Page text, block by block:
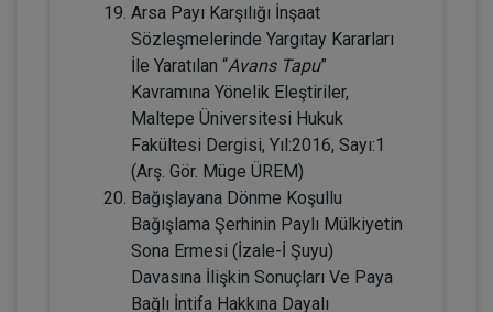
Sözleşmeler Hukuku - 2 - IV. Borçlar
Hukuku Kongresi - VIII. Oturum
360 TL Sepete Ekle
Arsa Payı Karşılığı İnşaat
Sözleşmelerinde Yargıtay Kararları
İle Yaratılan “Avans Tapu”
Kavramına Yönelik Eleştiriler,
Maltepe Üniversitesi Hukuk
Fakültesi Dergisi, Yıl:2016, Sayı:1
(Arş. Gör. Müge ÜREM)
Bağışlayana Dönme Koşullu
Bağışlama Şerhinin Paylı Mülkiyetin
Sona Ermesi (İzale-İ Şuyu)
Davasına İlişkin Sonuçları Ve Paya
Bağlı İntifa Hakkına Dayalı